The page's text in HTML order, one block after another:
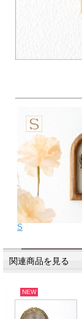
S
関連商品を見る
NEW